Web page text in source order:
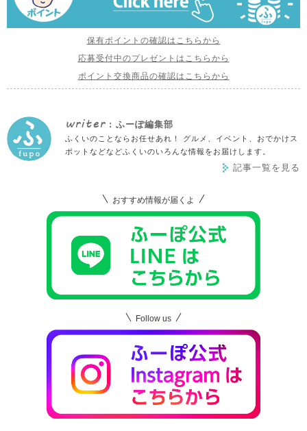
保有ポイントの確認はこちらから
応募受付中のプレゼントはこちらから
ポイント交換商品の確認はこちらから
writer : ふーぽ編集部
ふくいのことならお任せあれ！ グルメ、イベント、おでかけス
ポットなどなどふくいのいろんな情報をお届けします。
記事一覧を見る
おすすめ情報が届くよ
Follow us